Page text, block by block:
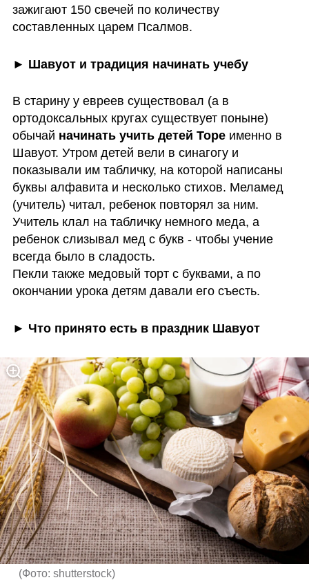
зажигают 150 свечей по количеству
составленных царем Псалмов.
► Шавуот и традиция начинать учебу
В старину у евреев существовал (а в
ортодоксальных кругах существует поныне)
обычай начинать учить детей Торе именно в
Шавуот. Утром детей вели в синагогу и
показывали им табличку, на которой написаны
буквы алфавита и несколько стихов. Меламед
(учитель) читал, ребенок повторял за ним.
Учитель клал на табличку немного меда, а
ребенок слизывал мед с букв - чтобы учение
всегда было в сладость.
Пекли также медовый торт с буквами, а по
окончании урока детям давали его съесть.
► Что принято есть в праздник Шавуот
(Фото: shutterstock)